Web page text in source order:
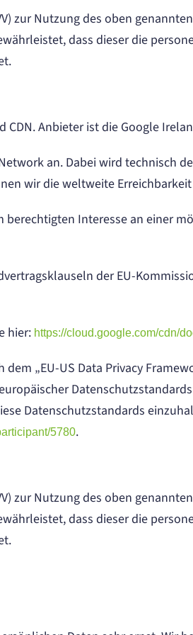
zur Nutzung des oben
dass dieser die
Anbieter ist die Google
an. Dabei wird technisch
wir die weltweite
berechtigten Interesse an einer
der EU-
hier: https://cloud.google.com/cdn/
„EU-US Data Privacy
Datenschutzstandards
5780.
zur Nutzung des oben
dass dieser die